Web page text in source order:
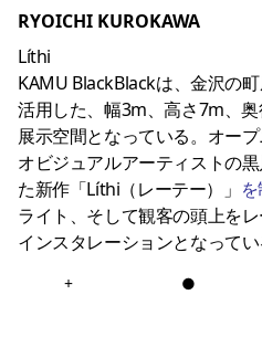
RYOICHI KUROKAWA
Líthi
KAMU BlackBlackは、金沢の
活用した、幅3m、高さ7m、
展示空間となっている。オー
オビジュアルアーティストの
た新作「Líthi（レーテー）」
ライト、そして観客の頭上を
インスタレーションとなってい
+ ●